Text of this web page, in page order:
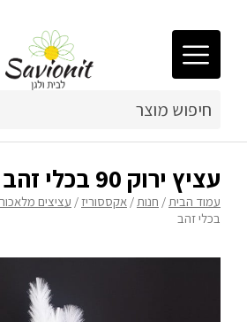
ריפוד לריהוט גן
פינות זולה
עציץ ירוק 90 בכלי זהב
עמוד הבית/ חנות/ אקססוריז/ עציצים
בכלי זהב